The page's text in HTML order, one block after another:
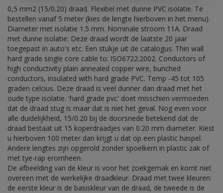
0,5 mm2 (15/0.20) draad. Flexibel met dunne PVC isolatie. Te
bestellen vanaf 5 meter (kies de lengte hierboven in het menu).
Diameter met isolatie 1.5 mm. Nominale stroom 11A. Draad
met dunne isolatie: Deze draad wordt de laatste 20 jaar
toegepast in auto's etc. Een stukje uit de catalogus: Thin wall
hard grade single core cable to: ISO6722:2002. Conductors of
high conductivity plain annealed copper wire, bunched
conductors, insulated with hard grade PVC. Temp -45 tot 105
graden celcius. Deze draad is veel dunner dan draad met het
oude type isolatie. 'hard grade pvc' doet misschien vermoeden
dat de draad stug is maar dat is niet het geval. Nog even voor
alle duidelijkheid, 15/0.20 bij de doorsnede betekend dat de
draad bestaat uit 15 koperdraadjes van 0.20 mm diameter. Kiest
u hierboven 100 meter dan krijgt u dat op een plastic haspel.
Andere lengtes zijn opgerold zonder spoelkern in plastic zak of
met tye-rap eromheen.
De afbeelding van de kleur is voor het zoekgemak en komt niet
overeen met de werkelijke draadkleur. Draad met twee kleuren:
de eerste kleur is de basiskleur van de draad, de tweede is de